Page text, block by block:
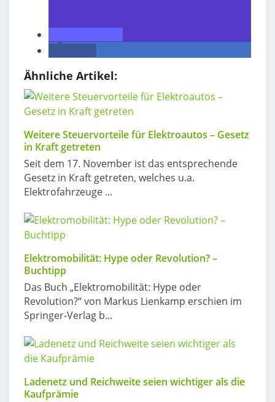
Ähnliche Artikel:
Weitere Steuervorteile für Elektroautos – Gesetz
in Kraft getreten
Seit dem 17. November ist das entsprechende
Gesetz in Kraft getreten, welches u.a.
Elektrofahrzeuge ...
Elektromobilität: Hype oder Revolution? –
Buchtipp
Das Buch „Elektromobilität: Hype oder
Revolution?“ von Markus Lienkamp erschien im
Springer-Verlag b...
Ladenetz und Reichweite seien wichtiger als die
Kaufprämie